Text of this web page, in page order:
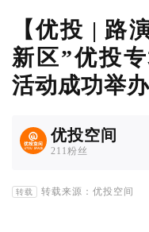
【优投 | 路
新区”优投
活动成功举办
优投空间
211粉丝
转载 转载来源：优投空间